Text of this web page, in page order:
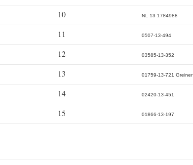
10
NL 13 1784988
11
0507-13-494
12
03585-13-352
13
01759-13-721 Greiner
14
02420-13-451
15
01866-13-197